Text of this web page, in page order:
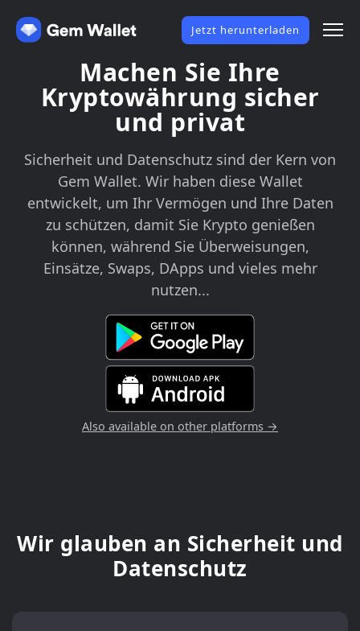
Jetzt herunterladen
Machen Sie Ihre
Kryptowährung sicher
und privat
Sicherheit und Datenschutz sind der Kern von
Gem Wallet. Wir haben diese Wallet
entwickelt, um Ihr Vermögen und Ihre Daten
zu schützen, damit Sie Krypto genießen
können, während Sie Überweisungen,
Einsätze, Swaps, DApps und vieles mehr
nutzen...
Also available on other platforms →
Wir glauben an Sicherheit und
Datenschutz